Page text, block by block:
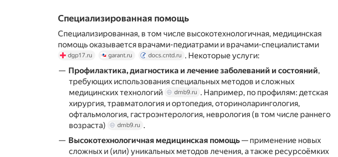
Специализированная помощь
Специализированная, в том числе высокотехнологичная, медицинская
помощь оказывается врачами-педиатрами и врачами-специалистами
dgp17.ru garant.ru docs.cntd.ru . Некоторые услуги:
Профилактика, диагностика и лечение заболеваний и состояний,
требующих использования специальных методов и сложных
медицинских технологий
dmb9.ru . Например, по профилям: детская
хирургия, травматология и ортопедия, оториноларингология,
офтальмология, гастроэнтерология, неврология (в том числе раннего
возраста)
dmb9.ru .
Высокотехнологичная медицинская помощь — применение новых
сложных и (или) уникальных методов лечения, а также ресурсоёмких